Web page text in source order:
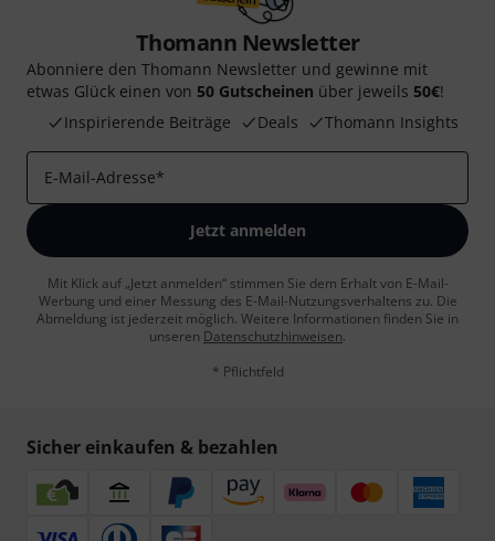
Thomann Newsletter
Abonniere den Thomann Newsletter und gewinne mit
etwas Glück einen von 50 Gutscheinen über jeweils 50€!
Inspirierende Beiträge
Deals Thomann Insights
E-Mail-Adresse*
Jetzt anmelden
Mit Klick auf „Jetzt anmelden“ stimmen Sie dem Erhalt von E-Mail-
Werbung und einer Messung des E-Mail-Nutzungsverhaltens zu. Die
Abmeldung ist jederzeit möglich. Weitere Informationen finden Sie in
unseren Datenschutzhinweisen.
* Pflichtfeld
Sicher einkaufen & bezahlen